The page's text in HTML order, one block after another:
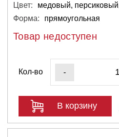
Цвет:
Форма:
прямоугольная
Товар недоступен
Кол-во -
В корзину